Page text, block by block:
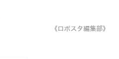
《ロボスタ編集部》